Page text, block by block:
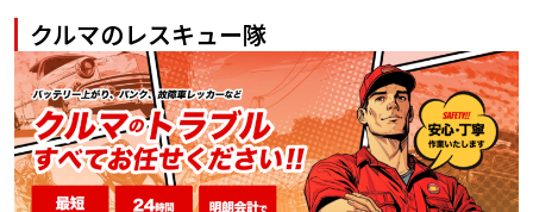
クルマのレスキュー隊